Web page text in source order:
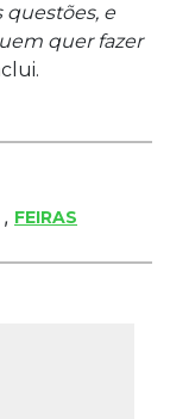
questões, e
quer fazer
, FEIRAS